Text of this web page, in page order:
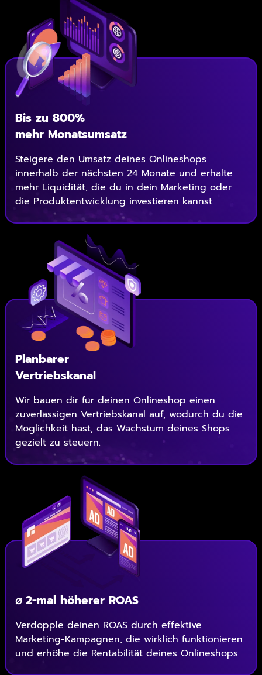
Bis zu 800%
mehr Monatsumsatz
Steigere den Umsatz deines Onlineshops
innerhalb der nächsten 24 Monate und erhalte
mehr Liquidität, die du in dein Marketing oder
die Produktentwicklung investieren kannst.
Planbarer
Vertriebskanal
Wir bauen dir für deinen Onlineshop einen
zuverlässigen Vertriebskanal auf, wodurch du die
Möglichkeit hast, das Wachstum deines Shops
gezielt zu steuern.
⌀ 2-mal höherer ROAS
Verdopple deinen ROAS durch effektive
Marketing-Kampagnen, die wirklich funktionieren
und erhöhe die Rentabilität deines Onlineshops.